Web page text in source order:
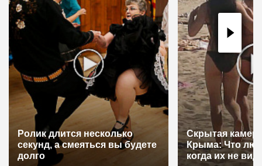
о
з
а
п
и
с
я
м
Ролик длится несколько
секунд, а смеяться вы будете
долго
Скрытая
Крыма: Что
когда их не